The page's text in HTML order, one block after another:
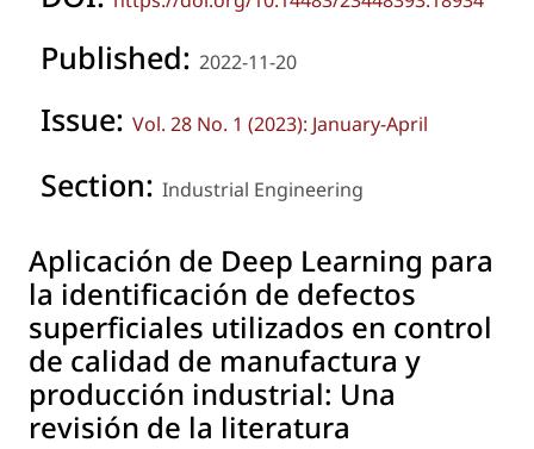
Published: 2022-11-20
Issue: Vol. 28 No. 1 (2023): January-April
Section: Industrial Engineering
Aplicación de Deep Learning para
la identificación de defectos
superficiales utilizados en control
de calidad de manufactura y
producción industrial: Una
revisión de la literatura